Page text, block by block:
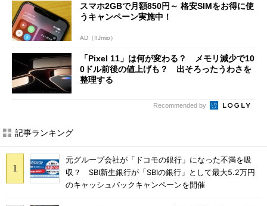
スマホ2GBで月額850円～ 格安SIMをお得に使
うキャンペーン実施中！
AD（IIJmio）
「Pixel 11」は何が変わる？ メモリ減少で10
0ドル前後の値上げも？ 出そろったうわさを
整理する
Recommended by
記事ランキング
元グループ会社が「ドコモの銀行」になった不満を吸
収？ SBI新生銀行が「SBIの銀行」として最大5.2万円
のキャッシュバックキャンペーンを開催